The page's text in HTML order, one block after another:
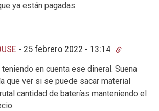
ya están pagadas.
- 25 febrero 2022 - 13:14
en cuenta ese dineral. Suena
que ver si se puede sacar material
cantidad de baterías manteniendo el